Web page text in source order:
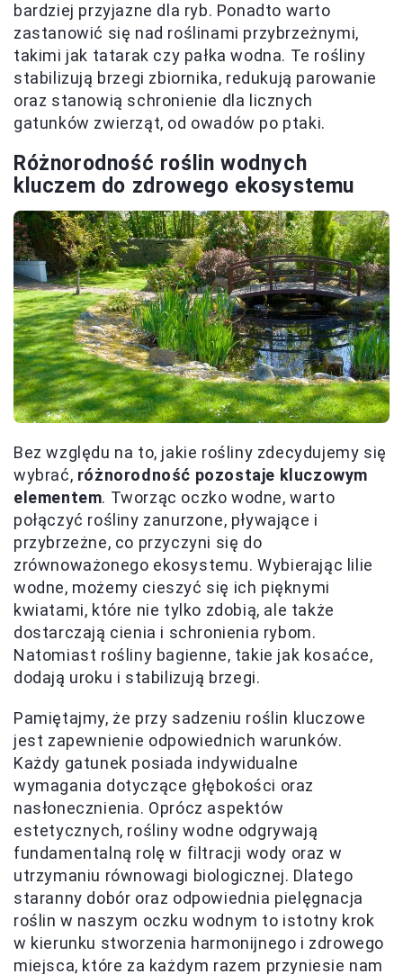
bardziej przyjazne dla ryb. Ponadto warto
zastanowić się nad roślinami przybrzeżnymi,
takimi jak tatarak czy pałka wodna. Te rośliny
stabilizują brzegi zbiornika, redukują parowanie
oraz stanowią schronienie dla licznych
gatunków zwierząt, od owadów po ptaki.
Różnorodność roślin wodnych
kluczem do zdrowego ekosystemu
Bez względu na to, jakie rośliny zdecydujemy się
wybrać, różnorodność pozostaje kluczowym
elementem. Tworząc oczko wodne, warto
połączyć rośliny zanurzone, pływające i
przybrzeżne, co przyczyni się do
zrównoważonego ekosystemu. Wybierając lilie
wodne, możemy cieszyć się ich pięknymi
kwiatami, które nie tylko zdobią, ale także
dostarczają cienia i schronienia rybom.
Natomiast rośliny bagienne, takie jak kosaćce,
dodają uroku i stabilizują brzegi.
Pamiętajmy, że przy sadzeniu roślin kluczowe
jest zapewnienie odpowiednich warunków.
Każdy gatunek posiada indywidualne
wymagania dotyczące głębokości oraz
nasłonecznienia. Oprócz aspektów
estetycznych, rośliny wodne odgrywają
fundamentalną rolę w filtracji wody oraz w
utrzymaniu równowagi biologicznej. Dlatego
staranny dobór oraz odpowiednia pielęgnacja
roślin w naszym oczku wodnym to istotny krok
w kierunku stworzenia harmonijnego i zdrowego
miejsca, które za każdym razem przyniesie nam